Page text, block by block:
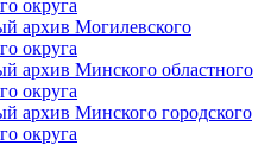
округа
архив Могилевского
округа
архив Минского областного
округа
архив Минского городского
округа